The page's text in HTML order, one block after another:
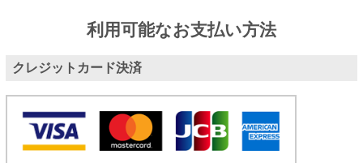
利用可能なお支払い方法
クレジットカード決済